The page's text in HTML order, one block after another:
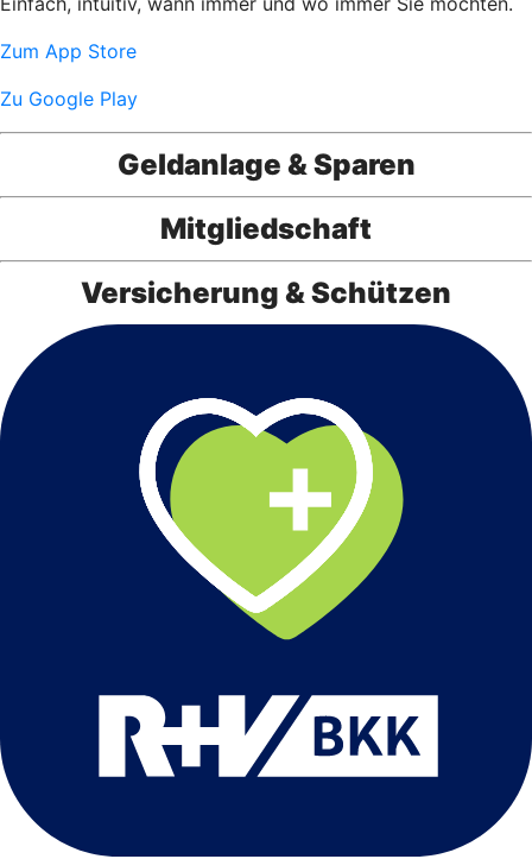
Zum App Store
Zu Google Play
Geldanlage & Sparen
Mitgliedschaft
Versicherung & Schützen